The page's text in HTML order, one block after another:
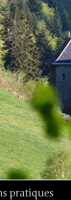
pratiques